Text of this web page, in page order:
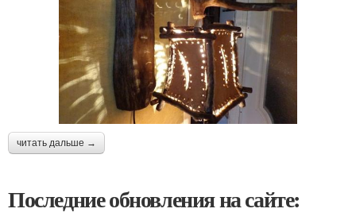
читать дальше →
Последние обновления на сайте: